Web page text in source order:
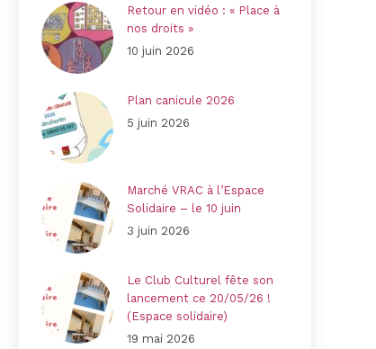
Retour en vidéo : « Place à
nos droits »
10 juin 2026
Plan canicule 2026
5 juin 2026
Marché VRAC à l’Espace
Solidaire – le 10 juin
3 juin 2026
Le Club Culturel fête son
lancement ce 20/05/26 !
(Espace solidaire)
19 mai 2026